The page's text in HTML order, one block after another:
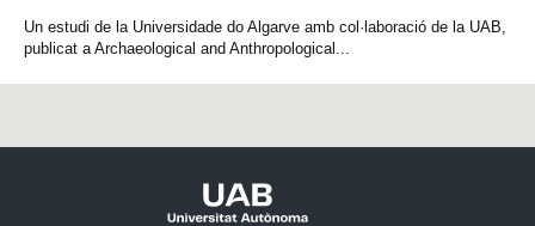
Un estudi de la Universidade do Algarve amb col·laboració de la UAB,
publicat a Archaeological and Anthropological...